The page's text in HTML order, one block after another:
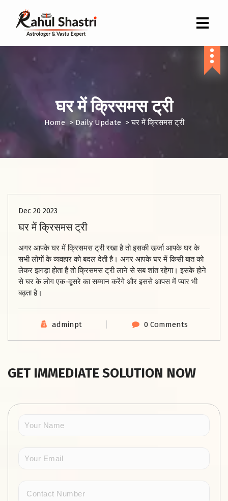
घर में क्रिसमस ट्री
Home> Daily Update>घर में क्रिसमस ट्री
Dec 20 2023
घर में क्रिसमस ट्री
अगर आपके घर में क्रिसमस ट्री रखा है तो इसकी ऊर्जा आपके घर के
सभी लोगों के व्यवहार को बदल देती है। अगर आपके घर में किसी बात को
लेकर झगड़ा होता है तो क्रिसमस ट्री लाने से सब शांत रहेगा। इसके होने
से घर के लोग एक-दूसरे का सम्मान करेंगे और इससे आपस में प्यार भी
बढ़ता है।
adminpt 0 Comments
GET IMMEDIATE SOLUTION NOW